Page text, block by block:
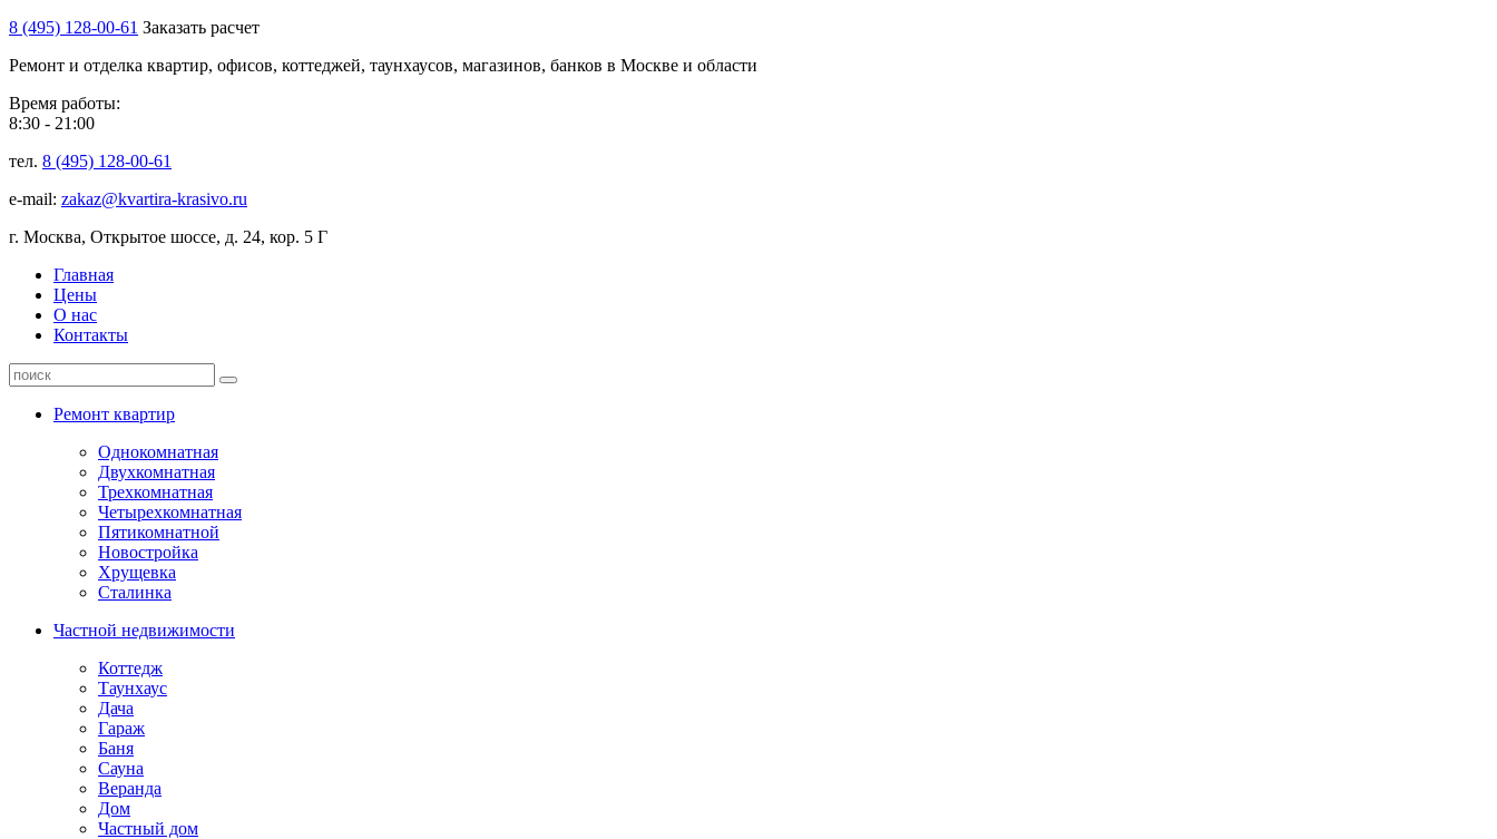
8 (495) 128-00-61 Заказать расчет
Ремонт и отделка квартир, офисов, коттеджей, таунхаусов, магазинов, банков в Москве и области
Время работы:
8:30 - 21:00
тел. 8 (495) 128-00-61
e-mail: zakaz@kvartira-krasivo.ru
г. Москва, Открытое шоссе, д. 24, кор. 5 Г
Главная
Цены
О нас
Контакты
Ремонт квартир
Однокомнатная
Двухкомнатная
Трехкомнатная
Четырехкомнатная
Пятикомнатной
Новостройка
Хрущевка
Сталинка
Частной недвижимости
Коттедж
Таунхаус
Дача
Гараж
Баня
Сауна
Веранда
Дом
Частный дом